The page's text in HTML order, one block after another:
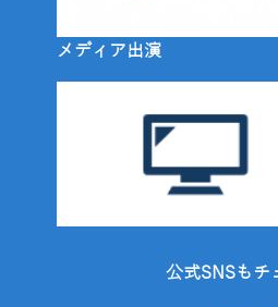
メディア出演
公式SNSもチ